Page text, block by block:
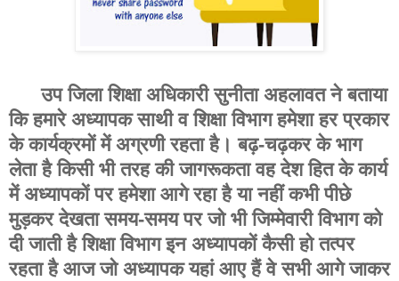
उप जिला शिक्षा अधिकारी सुनीता अहलावत ने बताया
कि हमारे अध्यापक साथी व शिक्षा विभाग हमेशा हर प्रकार
के कार्यक्रमों में अग्रणी रहता है। बढ़-चढ़कर के भाग
लेता है किसी भी तरह की जागरूकता वह देश हित के कार्य
में अध्यापकों पर हमेशा आगे रहा है या नहीं कभी पीछे
मुड़कर देखता समय-समय पर जो भी जिम्मेवारी विभाग को
दी जाती है शिक्षा विभाग इन अध्यापकों कैसी हो तत्पर
रहता है आज जो अध्यापक यहां आए हैं वे सभी आगे जाकर